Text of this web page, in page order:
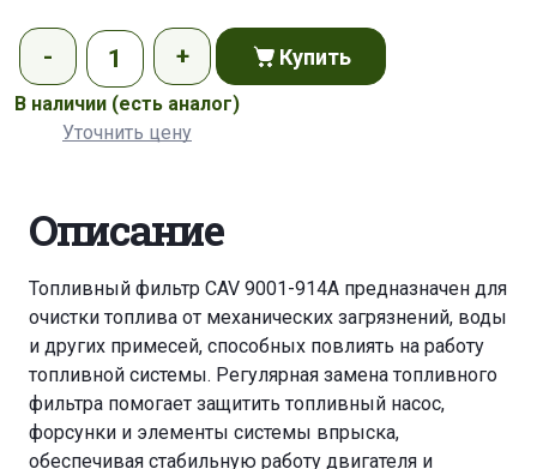
Купить
В наличии (есть аналог)
Уточнить цену
Описание
Топливный фильтр CAV 9001-914A предназначен для
очистки топлива от механических загрязнений, воды
и других примесей, способных повлиять на работу
топливной системы. Регулярная замена топливного
фильтра помогает защитить топливный насос,
форсунки и элементы системы впрыска,
обеспечивая стабильную работу двигателя и